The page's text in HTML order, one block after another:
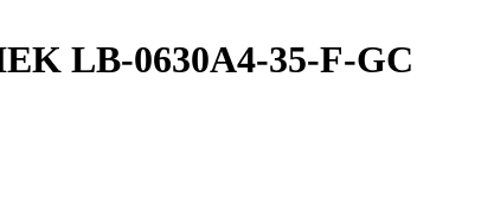
LB-0630A4-35-F-GC